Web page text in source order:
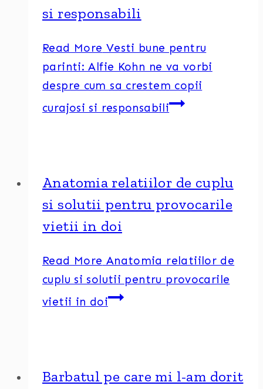
si responsabili
Read More Vesti bune pentru
parinti: Alfie Kohn ne va vorbi
despre cum sa crestem copii
curajosi si responsabili
Anatomia relatiilor de cuplu
si solutii pentru provocarile
vietii in doi
Read More Anatomia relatiilor de
cuplu si solutii pentru provocarile
vietii in doi
Barbatul pe care mi l-am dorit